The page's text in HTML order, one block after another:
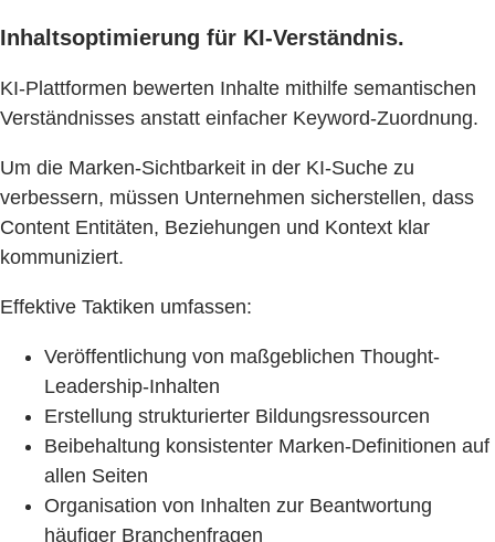
Inhaltsoptimierung für KI-Verständnis.
KI-Plattformen bewerten Inhalte mithilfe semantischen
Verständnisses anstatt einfacher Keyword-Zuordnung.
Um die Marken-Sichtbarkeit in der KI-Suche zu
verbessern, müssen Unternehmen sicherstellen, dass
Content Entitäten, Beziehungen und Kontext klar
kommuniziert.
Effektive Taktiken umfassen:
Veröffentlichung von maßgeblichen Thought-
Leadership-Inhalten
Erstellung strukturierter Bildungsressourcen
Beibehaltung konsistenter Marken-Definitionen auf
allen Seiten
Organisation von Inhalten zur Beantwortung
häufiger Branchenfragen